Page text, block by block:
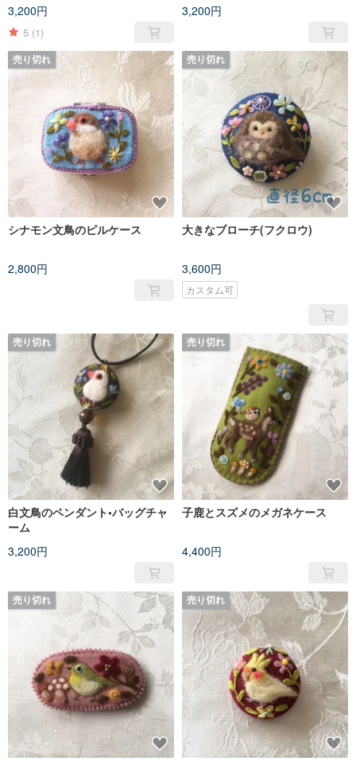
3,200円
5 (1)
3,200円
売り切れ
シナモン文鳥のピルケース
2,800円
売り切れ
大きなブローチ(フクロウ)
3,600円
カスタム可
売り切れ
白文鳥のペンダント•バッグチャ
ーム
3,200円
売り切れ
子鹿とスズメのメガネケース
4,400円
売り切れ 売り切れ